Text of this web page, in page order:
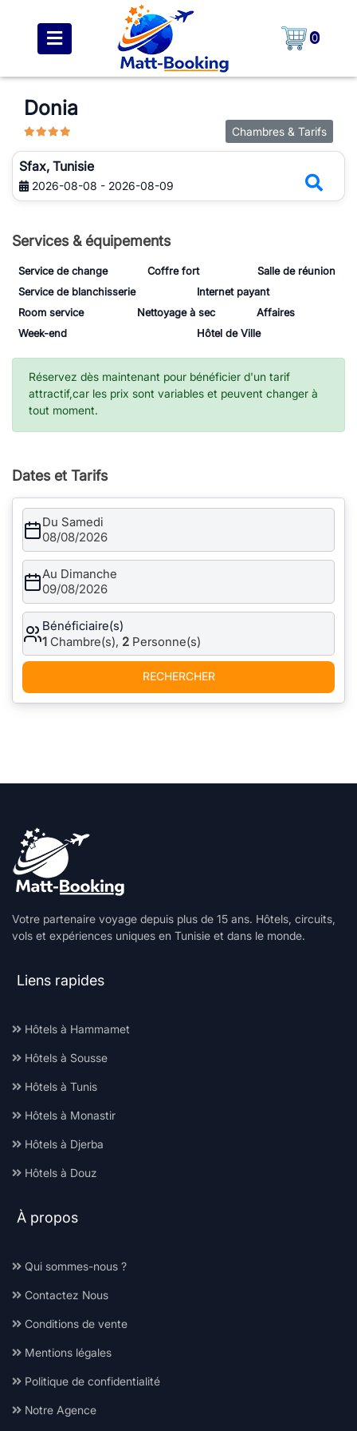
0
Donia
Chambres & Tarifs
Sfax, Tunisie
2026-08-08 - 2026-08-09
Services & équipements
Service de change Coffre fort
Salle de réunion
Service de blanchisserie
Internet payant
Room service
Nettoyage à sec
Affaires
Week-end
Hôtel de Ville
Réservez dès maintenant pour bénéficier d'un tarif
attractif,car les prix sont variables et peuvent changer à
tout moment.
Dates et Tarifs
Du Samedi
08/08/2026
Au Dimanche
09/08/2026
Bénéficiaire(s)
1 Chambre(s), 2 Personne(s)
RECHERCHER
Votre partenaire voyage depuis plus de 15 ans. Hôtels, circuits,
vols et expériences uniques en Tunisie et dans le monde.
Liens rapides
Hôtels à Hammamet
Hôtels à Sousse
Hôtels à Tunis
Hôtels à Monastir
Hôtels à Djerba
Hôtels à Douz
À propos
Qui sommes-nous ?
Contactez Nous
Conditions de vente
Mentions légales
Politique de confidentialité
Notre Agence